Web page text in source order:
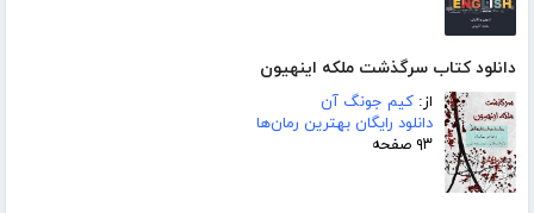
دانلود کتاب سرگذشت ملکه اینهیون
از: کیم جونگ آن
دانلود رایگان بهترین رمان‌ها
۹۳ صفحه